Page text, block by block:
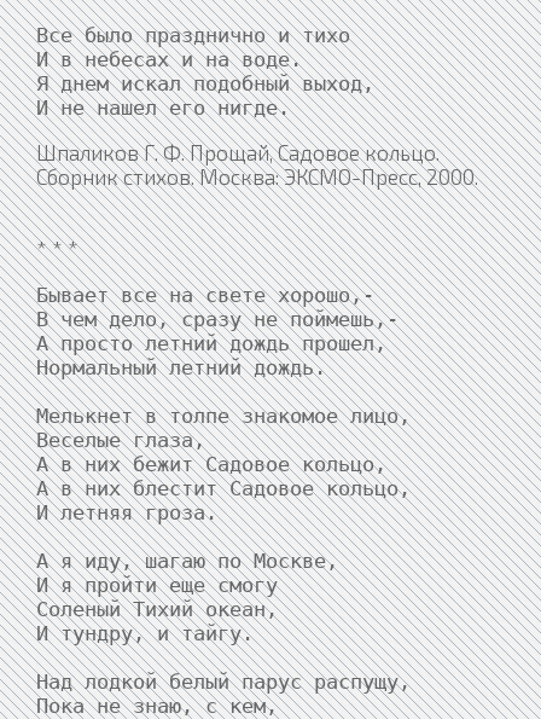
Все было празднично и тихо
И в небесах и на воде.
Я днем искал подобный выход,
Шпаликов Г. Ф. Прощай, Садовое кольцо.
Сборник стихов. Москва: ЭКСМО-Пресс, 2000.
* * *
Бывает все на свете хорошо,-
В чем дело, сразу не поймешь,-
А просто летний дождь прошел,
Нормальный летний дождь.
Мелькнет в толпе знакомое лицо,
Веселые глаза,
А в них бежит Садовое кольцо,
А в них блестит Садовое кольцо,
И летняя гроза.
А я иду, шагаю по Москве,
И я пройти еще смогу
Соленый Тихий океан,
И тундру, и тайгу.
Над лодкой белый парус распущу,
Пока не знаю, с кем,